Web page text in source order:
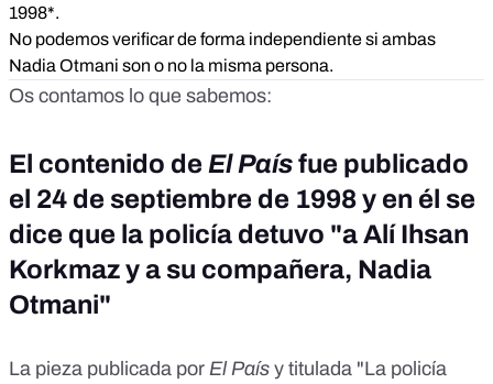
clandestino, situado en el n&uacute;mero 47 de la calle de
San Cipriano. En el otro piso, en el n&uacute;mero 10 de la
calle de Rumania, donde resid&iacute;an habitualmente los
detenidos, se encontraron seis kilos de paracetamol y
cafe&iacute;na -sustancias supuestamente empleadas para
pagado a 250.000 pesetas el kilo. Tambi&eacute;n fueron
intervenidos 1.500 d&oacute;lares, 100.000 pesetas en
met&aacute;lico y una tarjeta de identidad italiana
falsificada. Ambos fueron detenidos el pasado fin de
semana cuando circulaban en un coche, momento en el que
la mujer llevaba en su bolso 1.740.000 pesetas en billetes de
diferentes cuant&iacute;as. El detenido hab&iacute;a
utilizado nombres falsos de nacionalidad bosnia, eslovena,
provisional, ya que en 1995 y 1996 fue detenido en Madrid y
1998*.
No podemos verificar de forma independiente si ambas
Nadia Otmani son o no la misma persona.
Os contamos lo que sabemos:
El contenido de El Paísfue publicado
el 24 de septiembre de 1998 y en él se
dice que la policía detuvo "a Alí Ihsan
Korkmaz y a su compañera, Nadia
Otmani"
La pieza publicada por El País y titulada "La policía